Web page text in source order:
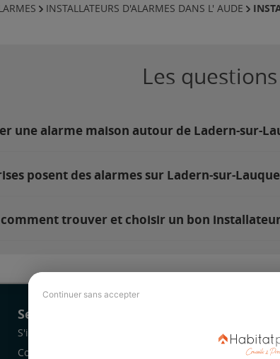
Continuer sans accepter
INSTALLATEURS D'ALARMES DANS L' AUDE
Les
une alarme maison autour de Ladern-sur-
posent des alarmes sur Ladern-sur-
trouver et choisir un bon
Services Pro
S'inscrire
Comment ça marche
Revue de presse